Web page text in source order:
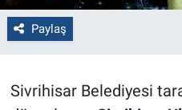
Paylaş
Sivrihisar Belediyesi
Gezi